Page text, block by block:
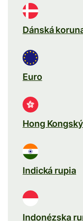
Dánská
Euro
Hong
Indická rupia
Indonézska